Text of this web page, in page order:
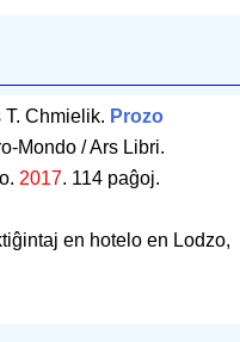
T. Chmielik. Prozo
Mondo / Ars Libri.
2017. 114 paĝoj.
en hotelo en Lodzo,